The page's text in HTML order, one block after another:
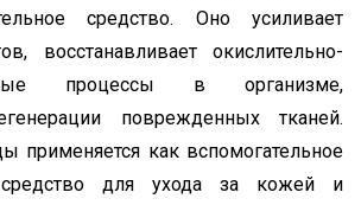
средство. Оно усиливает
восстанавливает окислительно-
процессы в организме,
поврежденных тканей.
применяется как вспомогательное
средство для ухода за кожей и